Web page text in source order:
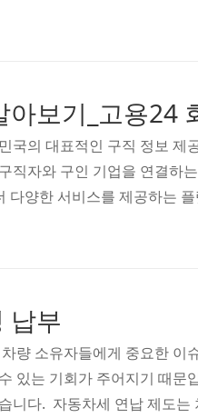
양육하기 위해 육아휴직을
지원을 제공하게 됩니다. 육
보기_고용24
국의 대표적인 구직 정보 제
직자와 구인 기업을 연결하
다양한 서비스를 제공하는
정보를 제공합니다. 워크
의 기능을 포함하면서도 더
납부
량 소유자들에게 중요한 이
있는 기회가 주어지기 때문
니다. 자동차세 연납 제도는